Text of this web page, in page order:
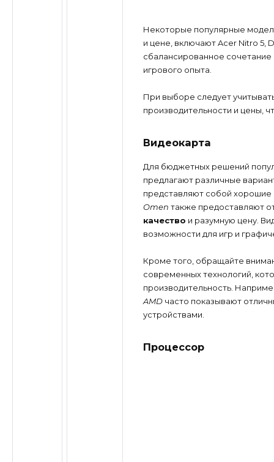
Некоторые популярные
и цене, включают Acer Nitro 5,
сбалансированное
игрового опыта.
При выборе следует
производительности и цены,
Видеокарта
Для бюджетных решений
предлагают различные
представляют собой хорошие
Omen также предоставляют
качество и разумную цену.
возможности для игр и
Кроме того, обращайте
современных технологий,
производительность.
AMDчасто показывают
устройствами.
Процессор